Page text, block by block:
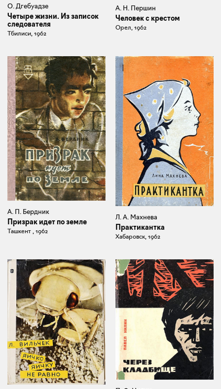
О. Дгебуадзе
Четыре жизни. Из записок
следователя
Тбилиси, 1962
А. Н. Першин
Человек с крестом
Орел, 1962
А. П. Бердник
Призрак идет по земле
Ташкент , 1962
Л. А. Махнева
Практикантка
Хабаровск, 1962